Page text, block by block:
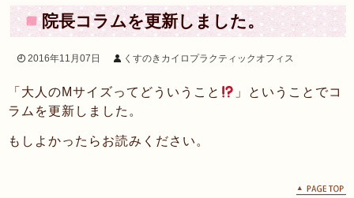
院長コラムを更新しました。
2016年11月07日 くすのきカイロプラクティックオフィス
「大人のMサイズってどういうこと
」ということでコ
ラムを更新しました。
もしよかったらお読みください。